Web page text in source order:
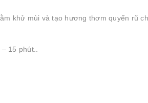
khử mùi và tạo hương thơm quyến rũ
15 phút..